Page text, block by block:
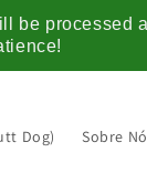
be
Dog) Sobre